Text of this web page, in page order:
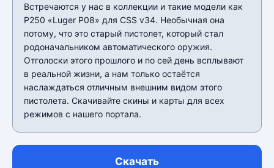
Встречаются у нас в коллекции и такие модели как
P250 «Luger P08» для CSS v34. Необычная она
потому, что это старый пистолет, который стал
родоначальником автоматического оружия.
Отголоски этого прошлого и по сей день всплывают
в реальной жизни, а нам только остаëтся
наслаждаться отличным внешним видом этого
пистолета. Скачивайте скины и карты для всех
режимов с нашего портала.
Скачать